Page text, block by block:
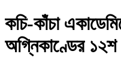
কচি-কাঁচা
অগ্নিকাণ্ডের ১২শ